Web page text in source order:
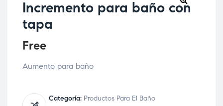
Incremento para baño con
tapa
Free
Aumento para baño
Categoría: Productos Para El Baño